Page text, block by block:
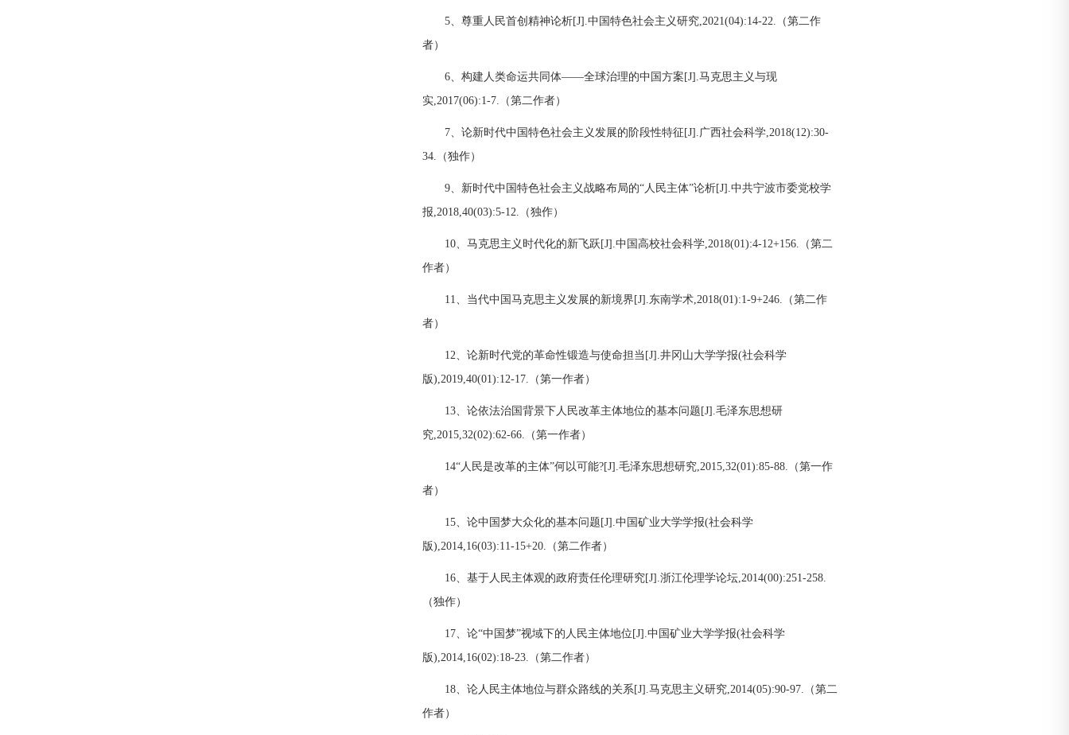
5、尊重人民首创精神论析[J].中国特色社会主义研究,2021(04):14-22.（第二作
者）
6、构建人类命运共同体——全球治理的中国方案[J].马克思主义与现
实,2017(06):1-7.（第二作者）
7、论新时代中国特色社会主义发展的阶段性特征[J].广西社会科学,2018(12):30-
34.（独作）
9、新时代中国特色社会主义战略布局的“人民主体”论析[J].中共宁波市委党校学
报,2018,40(03):5-12.（独作）
10、马克思主义时代化的新飞跃[J].中国高校社会科学,2018(01):4-12+156.（第二
作者）
11、当代中国马克思主义发展的新境界[J].东南学术,2018(01):1-9+246.（第二作
者）
12、论新时代党的革命性锻造与使命担当[J].井冈山大学学报(社会科学
版),2019,40(01):12-17.（第一作者）
13、论依法治国背景下人民改革主体地位的基本问题[J].毛泽东思想研
究,2015,32(02):62-66.（第一作者）
14“人民是改革的主体”何以可能?[J].毛泽东思想研究,2015,32(01):85-88.（第一作
者）
15、论中国梦大众化的基本问题[J].中国矿业大学学报(社会科学
版),2014,16(03):11-15+20.（第二作者）
16、基于人民主体观的政府责任伦理研究[J].浙江伦理学论坛,2014(00):251-258.
（独作）
17、论“中国梦”视域下的人民主体地位[J].中国矿业大学学报(社会科学
版),2014,16(02):18-23.（第二作者）
18、论人民主体地位与群众路线的关系[J].马克思主义研究,2014(05):90-97.（第二
作者）